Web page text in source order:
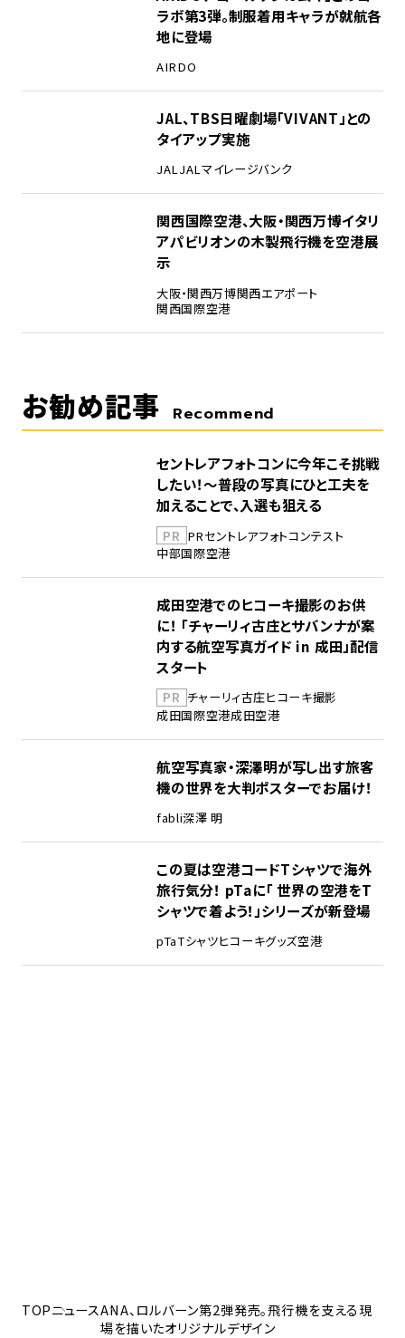
ラボ第3弾。制服着用キャラが就航各
地に登場
AIRDO
JAL、TBS日曜劇場「VIVANT」との
タイアップ実施
JALJALマイレージバンク
関西国際空港、大阪・関西万博イタリ
アパビリオンの木製飛行機を空港展
示
大阪・関西万博関西エアポート
関西国際空港
お勧め記事 Recommend
セントレアフォトコンに今年こそ挑戦
したい！～普段の写真にひと工夫を
加えることで、入選も狙える
PR PRセントレアフォトコンテスト
中部国際空港
成田空港でのヒコーキ撮影のお供
に！ 「チャーリィ古庄とサバンナが案
内する航空写真ガイド in 成田」配信
スタート
PR チャーリィ古庄ヒコーキ撮影
成田国際空港成田空港
航空写真家・深澤明が写し出す旅客
機の世界を大判ポスターでお届け！
fabli深澤 明
この夏は空港コードTシャツで海外
旅行気分！ pTaに「 世界の空港をT
シャツで着よう！」シリーズが新登場
pTaTシャツヒコーキグッズ空港
TOPニュースANA、ロルバーン第2弾発売。飛行機を支える現
場を描いたオリジナルデザイン